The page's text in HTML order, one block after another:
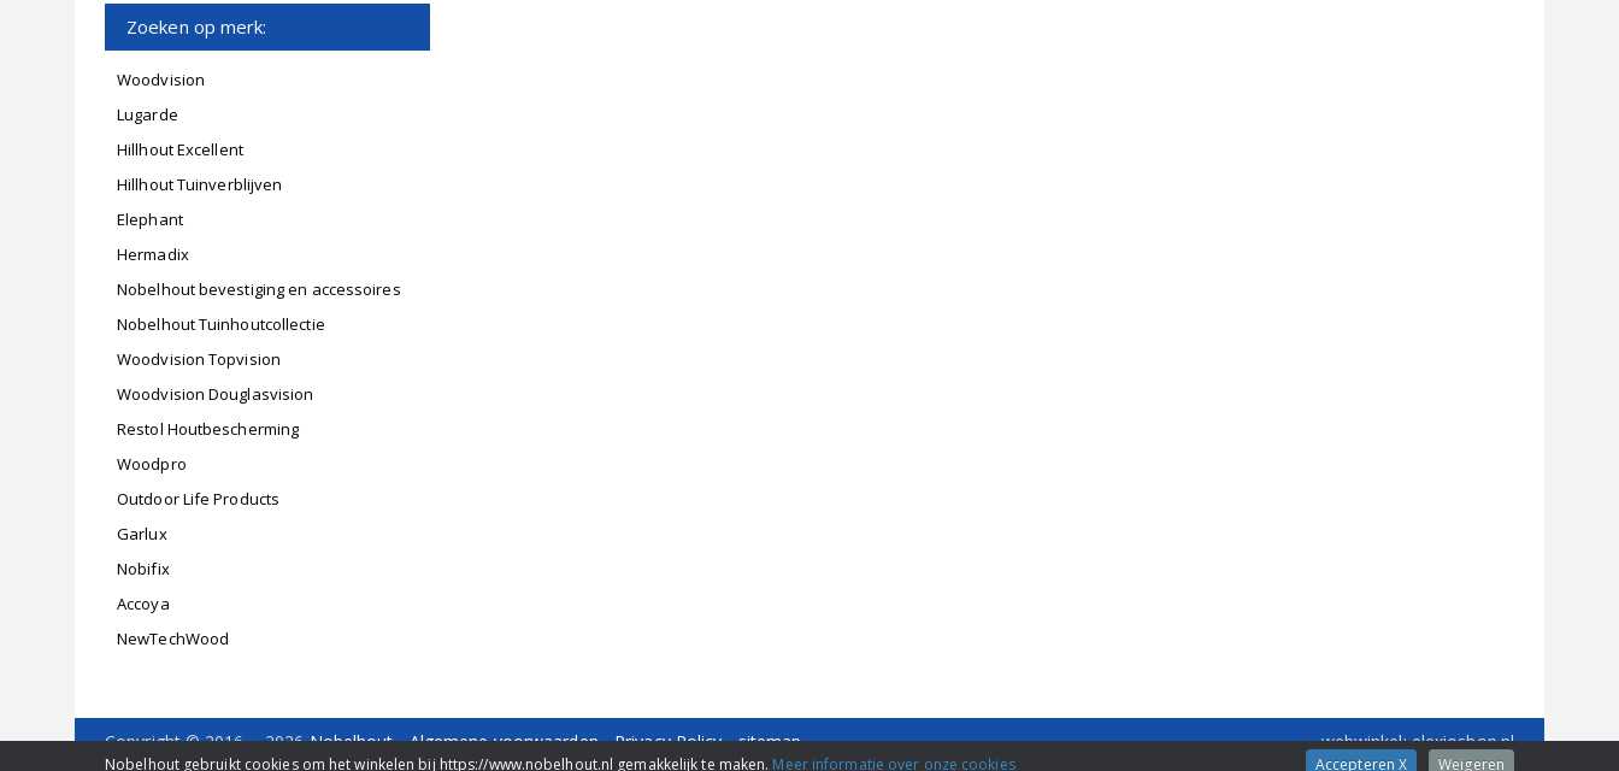
Zoeken op merk:
Woodvision
Lugarde
Hillhout Excellent
Hillhout Tuinverblijven
Elephant
Hermadix
Nobelhout bevestiging en accessoires
Nobelhout Tuinhoutcollectie
Woodvision Topvision
Woodvision Douglasvision
Restol Houtbescherming
Woodpro
Outdoor Life Products
Garlux
Nobifix
Accoya
NewTechWood
Copyright © 2016 - 2026Nobelhout-Algemene voorwaarden-Privacy Policy-sitemap
Delfweg 36 b-2211 VM-Noordwijkerhout- Tel. 0252-429484 - info@nobelhout.nl
webwinkel: elexioshop.nl
Nobelhout gebruikt cookies om het winkelen bij https://www.nobelhout.nl gemakkelijk te maken. Meer informatie over onze cookies Accepteren X Weigeren